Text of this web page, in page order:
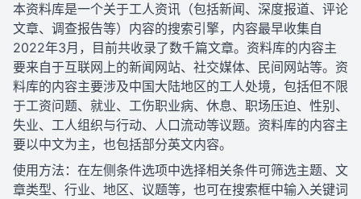
本资料库是一个关于工人资讯（包括新闻、深度报道、评论
文章、调查报告等）内容的搜索引擎，内容最早收集自
2022年3月，目前共收录了数千篇文章。资料库的内容主
要来自于互联网上的新闻网站、社交媒体、民间网站等。资
料库的内容主要涉及中国大陆地区的工人处境，包括但不限
于工资问题、就业、工伤职业病、休息、职场压迫、性别、
失业、工人组织与行动、人口流动等议题。资料库的内容主
要以中文为主，也包括部分英文内容。
使用方法：在左侧条件选项中选择相关条件可筛选主题、文
章类型、行业、地区、议题等，也可在搜索框中输入关键词